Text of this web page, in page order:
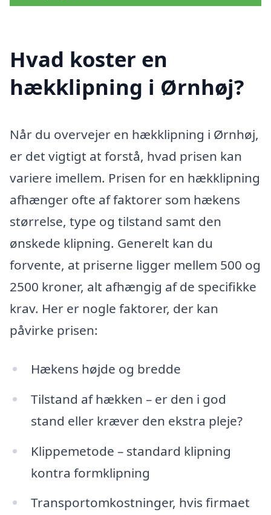
Hvad koster en
hækklipning i Ørnhøj?
Når du overvejer en hækklipning i Ørnhøj,
er det vigtigt at forstå, hvad prisen kan
variere imellem. Prisen for en hækklipning
afhænger ofte af faktorer som hækens
størrelse, type og tilstand samt den
ønskede klipning. Generelt kan du
forvente, at priserne ligger mellem 500 og
2500 kroner, alt afhængig af de specifikke
krav. Her er nogle faktorer, der kan
påvirke prisen:
Hækens højde og bredde
Tilstand af hækken – er den i god
stand eller kræver den ekstra pleje?
Klippemetode – standard klipning
kontra formklipning
Transportomkostninger, hvis firmaet